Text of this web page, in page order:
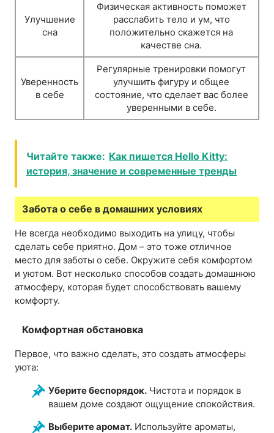
Улучшение
сна
Физическая активность поможет
расслабить тело и ум, что
положительно скажется на
качестве сна.
Уверенность
в себе
Регулярные тренировки помогут
улучшить фигуру и общее
состояние, что сделает вас более
уверенными в себе.
Читайте также: Как пишется Hello Kitty:
история, значение и современные тренды
Забота о себе в домашних условиях
Не всегда необходимо выходить на улицу, чтобы
сделать себе приятно. Дом – это тоже отличное
место для заботы о себе. Окружите себя комфортом
и уютом. Вот несколько способов создать домашнюю
атмосферу, которая будет способствовать вашему
комфорту.
Комфортная обстановка
Первое, что важно сделать, это создать атмосферы
уюта:
Уберите беспорядок. Чистота и порядок в
вашем доме создают ощущение спокойствия.
Выберите аромат. Используйте ароматы,